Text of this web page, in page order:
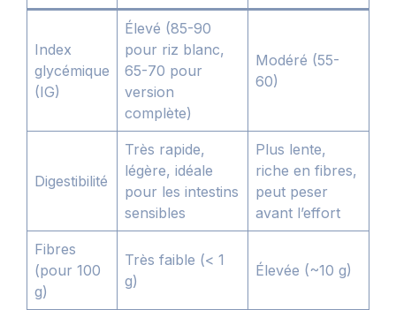
Index
glycémique
(IG)
Élevé (85-90
pour riz blanc,
65-70 pour
version
complète)
Modéré (55-
60)
Digestibilité
Très rapide,
légère, idéale
pour les intestins
sensibles
Plus lente,
riche en fibres,
peut peser
avant l’effort
Fibres
(pour 100
g)
Très faible (< 1
g)
Élevée (~10 g)